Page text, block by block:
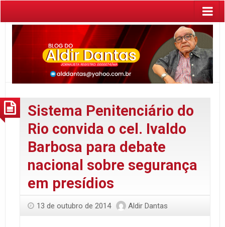
Sistema Penitenciário do
Rio convida o cel. Ivaldo
Barbosa para debate
nacional sobre segurança
em presídios
13 de outubro de 2014 Aldir Dantas